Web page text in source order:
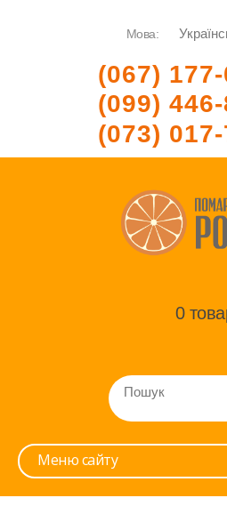
Мова:
(067)
(099)
(073)
0
Меню сайту